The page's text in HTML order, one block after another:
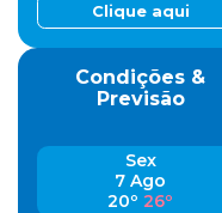
Clique aqui
Condições &
Previsão
Sex
7 Ago
20º 26º